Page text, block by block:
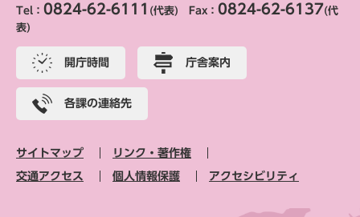
Tel： 0824-62-6111 (代表) Fax： 0824-62-6137(代
表)
開庁時間 庁舎案内
各課の連絡先
サイトマップ リンク・著作権
交通アクセス 個人情報保護 アクセシビリティ